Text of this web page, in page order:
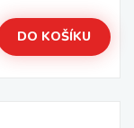
DO KOŠÍKU